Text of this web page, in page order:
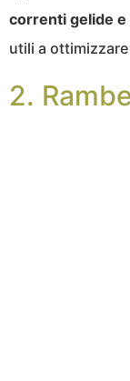
correnti gelide
utili a
2.